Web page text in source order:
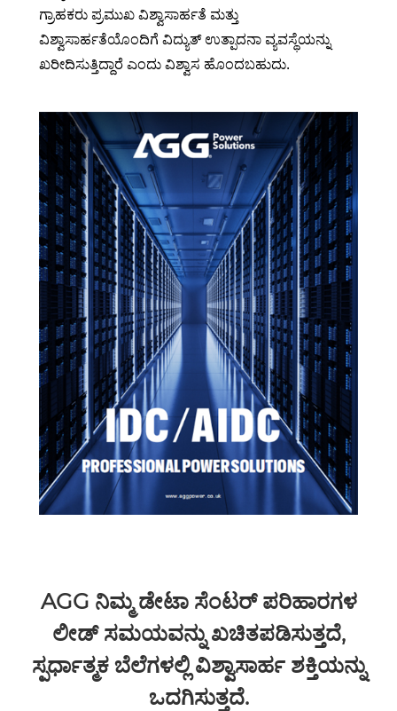
ಗ್ರಾಹಕರು ಪ್ರಮುಖ ವಿಶ್ವಾಸಾರ್ಹತೆ ಮತ್ತು
ವಿಶ್ವಾಸಾರ್ಹತೆಯೊಂದಿಗೆ ವಿದ್ಯುತ್ ಉತ್ಪಾದನಾ ವ್ಯವಸ್ಥೆಯನ್ನು
ಖರೀದಿಸುತ್ತಿದ್ದಾರೆ ಎಂದು ವಿಶ್ವಾಸ ಹೊಂದಬಹುದು.
AGG ನಿಮ್ಮ ಡೇಟಾ ಸೆಂಟರ್ ಪರಿಹಾರಗಳ
ಲೀಡ್ ಸಮಯವನ್ನು ಖಚಿತಪಡಿಸುತ್ತದೆ,
ಸ್ಪರ್ಧಾತ್ಮಕ ಬೆಲೆಗಳಲ್ಲಿ ವಿಶ್ವಾಸಾರ್ಹ ಶಕ್ತಿಯನ್ನು
ಒದಗಿಸುತ್ತದೆ.